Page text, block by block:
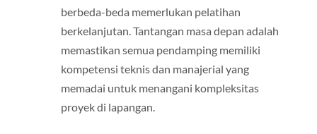
berbeda-beda memerlukan pelatihan
berkelanjutan. Tantangan masa depan adalah
memastikan semua pendamping memiliki
kompetensi teknis dan manajerial yang
memadai untuk menangani kompleksitas
proyek di lapangan.